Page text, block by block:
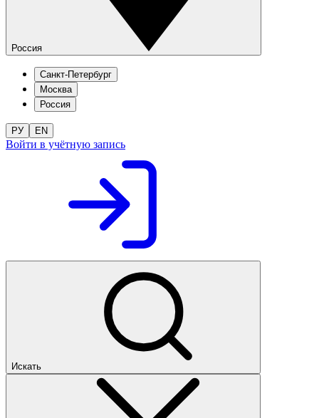
Россия
Санкт-Петербург
Москва
Россия
РУ EN
Войти в учётную запись
Искать